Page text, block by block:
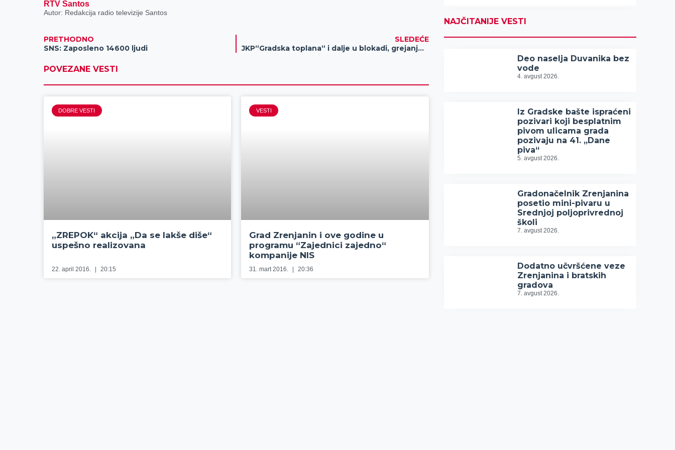
RTV Santos
Autor: Redakcija radio televizije Santos
PRETHODNO
SNS: Zaposleno 14600 ljudi
SLEDEĆE
JKP“Gradska toplana“ i dalje u blokadi, grejanje protiče bez problema
POVEZANE VESTI
DOBRE VESTI
„ZREPOK“ akcija „Da se lakše diše“
uspešno realizovana
22. april 2016. 20:15
VESTI
Grad Zrenjanin i ove godine u
programu “Zajednici zajedno“
kompanije NIS
31. mart 2016. 20:36
NAJČITANIJE VESTI
Deo naselja Duvanika bez
vode
4. avgust 2026.
Iz Gradske bašte ispraćeni
pozivari koji besplatnim
pivom ulicama grada
pozivaju na 41. „Dane
piva“
5. avgust 2026.
Gradonačelnik Zrenjanina
posetio mini-pivaru u
Srednjoj poljoprivrednoj
školi
7. avgust 2026.
Dodatno učvršćene veze
Zrenjanina i bratskih
gradova
7. avgust 2026.